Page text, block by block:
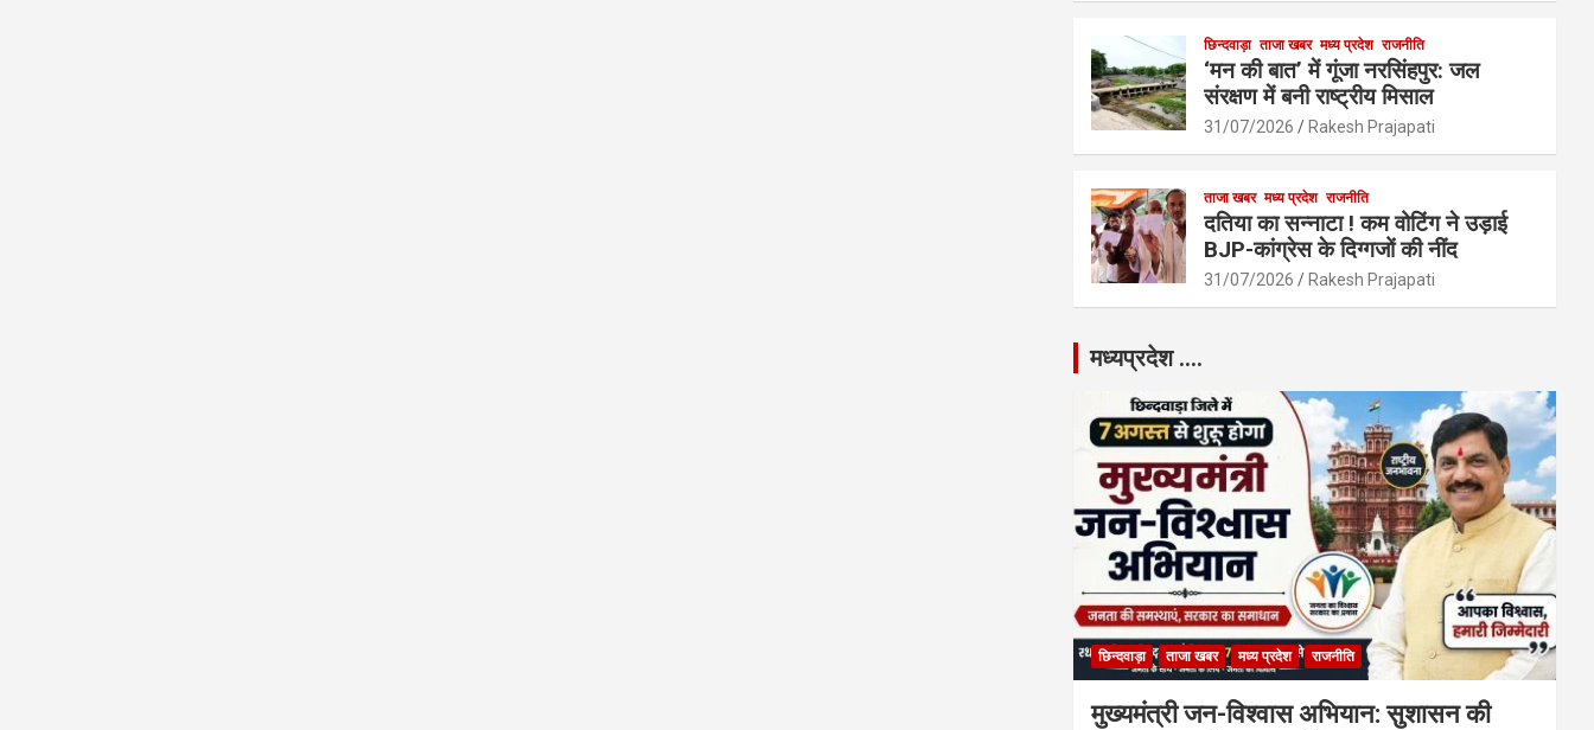
छिन्दवाड़ा ताजा खबर मध्य प्रदेश राजनीति
‘मन की बात’ में गूंजा नरसिंहपुर: जल
संरक्षण में बनी राष्ट्रीय मिसाल
31/07/2026 Rakesh Prajapati
ताजा खबर मध्य प्रदेश राजनीति
दतिया का सन्नाटा ! कम वोटिंग ने उड़ाई
BJP-कांग्रेस के दिग्गजों की नींद
31/07/2026 Rakesh Prajapati
मध्यप्रदेश ….
छिन्दवाड़ा ताजा खबर मध्य प्रदेश राजनीति
मुख्यमंत्री जन-विश्वास अभियान: सुशासन की